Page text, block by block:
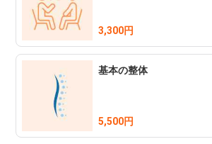
◉カウンセリングは丁寧にさせてもらってい
初回カウンセリングでは、お悩みを十分お
◉当サロンで行っている整体は骨をパキパ
安心して受けていただけます。
◉『腸活』できるメニュー
3,300円
基本の整体
5,500円